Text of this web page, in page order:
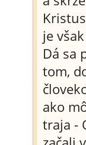
je
Dá sa
tom,
ako
traja -